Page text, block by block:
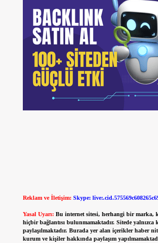
Reklam ve İletişim: Skype:
Yasal Uyarı: Bu internet sitesi, herhangi bir marka,
hiçbir bağlantısı bulunmamaktadır. Sitede yalnızca
paylaşılmaktadır. Burada yer alan içerikler haber
kurum ve kişiler hakkında paylaşım